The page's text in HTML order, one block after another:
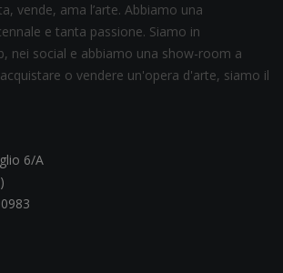
vende, ama l’arte. Abbiamo una
e tanta passione. Siamo in
nei social e abbiamo una show-room a
o vendere un'opera d'arte, siamo il
6/A